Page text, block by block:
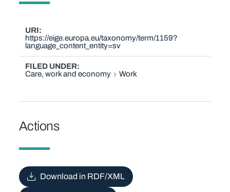
URI
https://eige.europa.eu/taxonomy/term/1159?
language_content_entity=sv
FILED UNDER
Care, work and economy
Work
Actions
Download in RDF/XML